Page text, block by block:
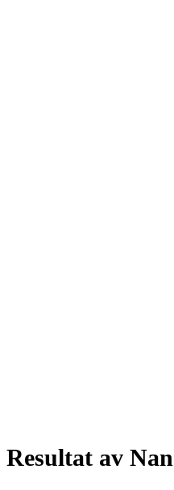
Resultat av